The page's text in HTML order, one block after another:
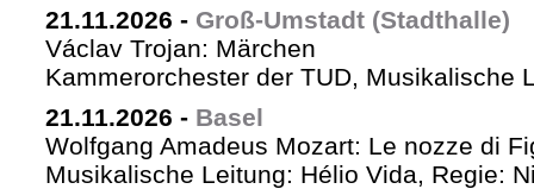
21.11.2026 - Groß-Umstadt (Stadthalle)
Václav Trojan: Märchen
Kammerorchester der TUD, Musikalische
21.11.2026 - Basel
Wolfgang Amadeus Mozart: Le nozze di
Musikalische Leitung: Hélio Vida, Regie: